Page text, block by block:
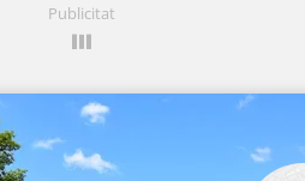
Publicitat